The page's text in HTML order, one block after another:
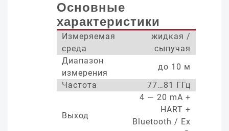
Основные
характеристики
Измеряемая
среда
жидкая /
сыпучая
Диапазон
измерения
до 10 м
Частота
77…81 ГГц
Выход
4 — 20 mA +
HART +
Bluetooth / Ex